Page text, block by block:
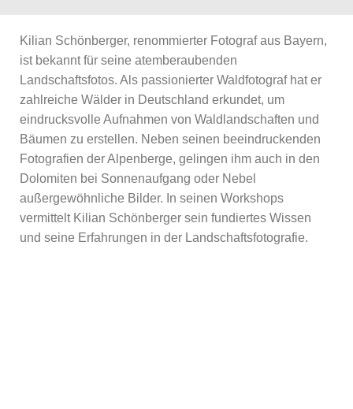
Kilian Schönberger, renommierter Fotograf aus Bayern,
ist bekannt für seine atemberaubenden
Landschaftsfotos. Als passionierter Waldfotograf hat er
zahlreiche Wälder in Deutschland erkundet, um
eindrucksvolle Aufnahmen von Waldlandschaften und
Bäumen zu erstellen. Neben seinen beeindruckenden
Fotografien der Alpenberge, gelingen ihm auch in den
Dolomiten bei Sonnenaufgang oder Nebel
außergewöhnliche Bilder. In seinen Workshops
vermittelt Kilian Schönberger sein fundiertes Wissen
und seine Erfahrungen in der Landschaftsfotografie.